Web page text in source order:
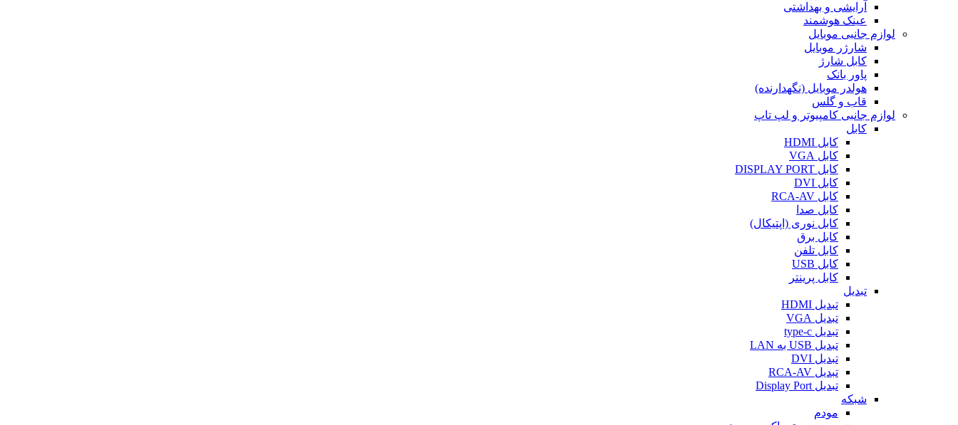
آرایشی و بهداشتی
عینک هوشمند
لوازم جانبی موبایل
شارژر موبایل
کابل شارژ
پاور بانک
هولدر موبایل (نگهدارنده)
قاب و گلس
لوازم جانبی کامپیوتر و لپ تاپ
کابل
کابل HDMI
کابل VGA
کابل DISPLAY PORT
کابل DVI
کابل RCA-AV
کابل صدا
کابل نوری (اپتیکال)
کابل برق
کابل تلفن
کابل USB
کابل پرینتر
تبدیل
تبدیل HDMI
تبدیل VGA
تبدیل type-c
تبدیل USB به LAN
تبدیل DVI
تبدیل RCA-AV
تبدیل Display Port
شبکه
مودم